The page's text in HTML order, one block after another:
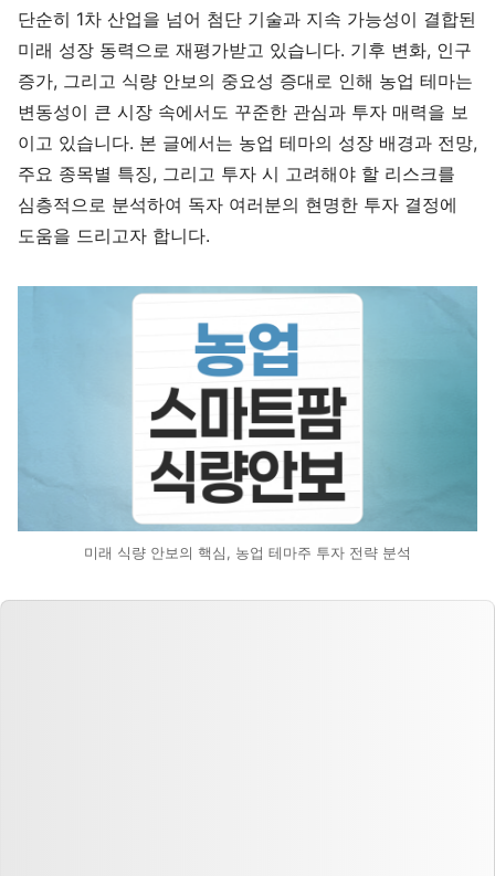
단순히 1차 산업을 넘어 첨단 기술과 지속 가능성이 결합된
미래 성장 동력으로 재평가받고 있습니다. 기후 변화, 인구
증가, 그리고 식량 안보의 중요성 증대로 인해 농업 테마는
변동성이 큰 시장 속에서도 꾸준한 관심과 투자 매력을 보
이고 있습니다. 본 글에서는 농업 테마의 성장 배경과 전망,
주요 종목별 특징, 그리고 투자 시 고려해야 할 리스크를
심층적으로 분석하여 독자 여러분의 현명한 투자 결정에
도움을 드리고자 합니다.
미래 식량 안보의 핵심, 농업 테마주 투자 전략 분석